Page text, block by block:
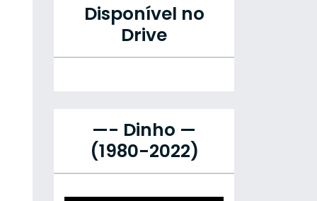
Disponível no
Drive
—- Dinho —
(1980-2022)